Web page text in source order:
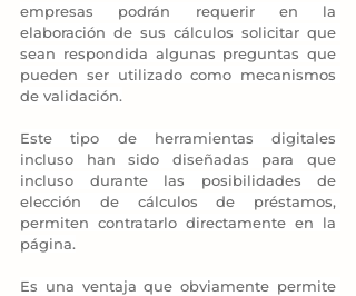
empresas podrán requerir en la
elaboración de sus cálculos solicitar que
sean respondida algunas preguntas que
pueden ser utilizado como mecanismos
de validación.
Este tipo de herramientas digitales
incluso han sido diseñadas para que
incluso durante las posibilidades de
elección de cálculos de préstamos,
permiten contratarlo directamente en la
página.
Es una ventaja que obviamente permite